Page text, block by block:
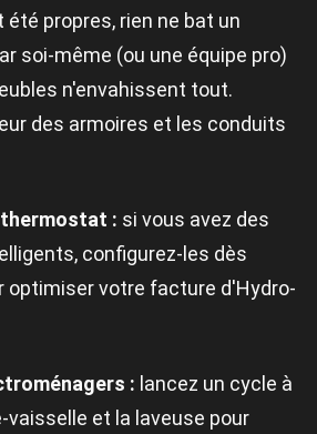
propres, rien ne bat un
soi-même (ou une équipe pro)
n'envahissent tout.
des armoires et les conduits
: si vous avez des
configurez-les dès
optimiser votre facture d'Hydro-
: lancez un cycle à
vaisselle et la laveuse pour